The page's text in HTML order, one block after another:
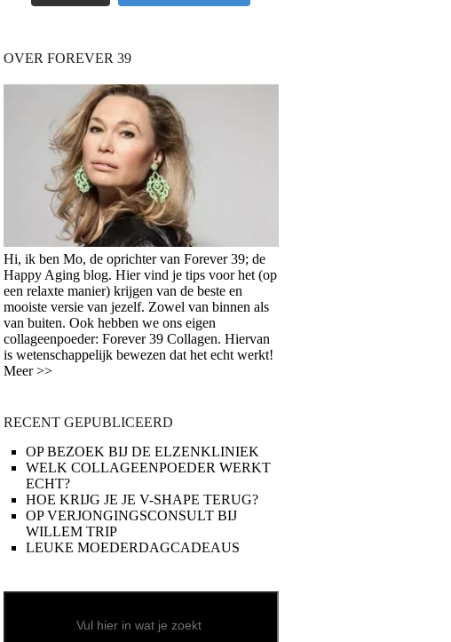
OVER FOREVER 39
Hi, ik ben Mo, de oprichter van Forever 39; de
Happy Aging blog. Hier vind je tips voor het (op
een relaxte manier) krijgen van de beste en
mooiste versie van jezelf. Zowel van binnen als
van buiten. Ook hebben we ons eigen
collageenpoeder: Forever 39 Collagen. Hiervan
is wetenschappelijk bewezen dat het echt werkt!
Meer >>
RECENT GEPUBLICEERD
OP BEZOEK BIJ DE ELZENKLINIEK
WELK COLLAGEENPOEDER WERKT
ECHT?
HOE KRIJG JE JE V-SHAPE TERUG?
OP VERJONGINGSCONSULT BIJ
WILLEM TRIP
LEUKE MOEDERDAGCADEAUS
Zoeken